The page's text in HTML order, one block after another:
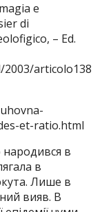
е
di
– Ed.
articolo138
et-ratio.html
в
в
Лише в
вияв. В